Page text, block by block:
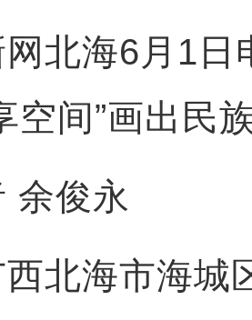
海6月1日
空间”画出民
俊永
海市海城区